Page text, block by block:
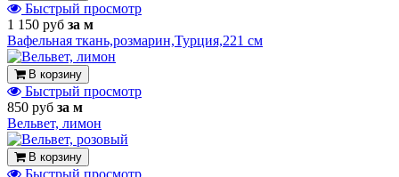
Быстрый просмотр
1 150 руб за м
Вафельная ткань,розмарин,Турция,221 см
В корзину
Быстрый просмотр
850 руб за м
Вельвет, лимон
В корзину